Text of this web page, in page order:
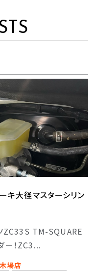
キ大径マスターシリン
ZC33S TM-SQUARE
ー！ZC3...
場店